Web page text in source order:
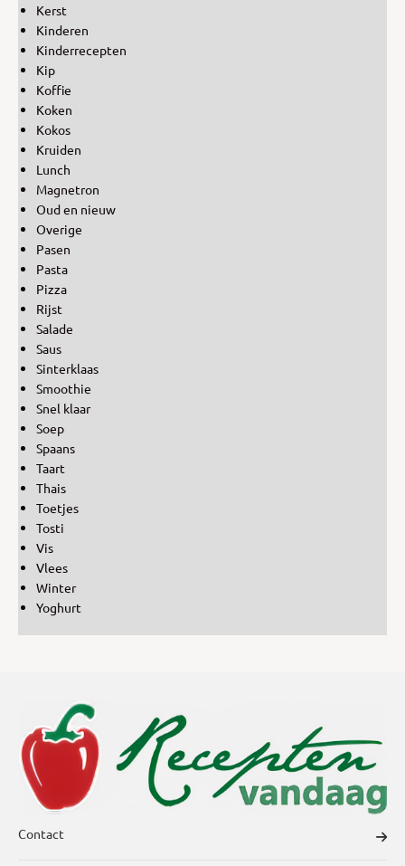
Kerst
Kinderen
Kinderrecepten
Kip
Koffie
Koken
Kokos
Kruiden
Lunch
Magnetron
Oud en nieuw
Overige
Pasen
Pasta
Pizza
Rijst
Salade
Saus
Sinterklaas
Smoothie
Snel klaar
Soep
Spaans
Taart
Thais
Toetjes
Tosti
Vis
Vlees
Winter
Yoghurt
Contact